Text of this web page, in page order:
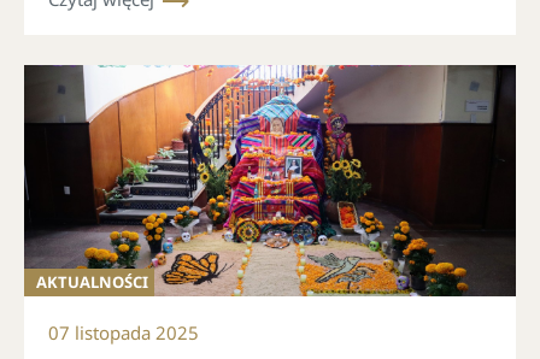
AKTUALNOŚCI
07 listopada 2025